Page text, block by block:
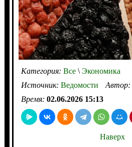
Категория: Все\Экономика
Источник: Ведомости Автор:
Время: 02.06.2026 15:13
Наверх